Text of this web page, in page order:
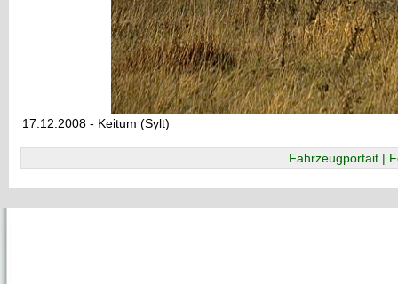
17.12.2008 - Keitum (Sylt)
Fahrzeugportait |